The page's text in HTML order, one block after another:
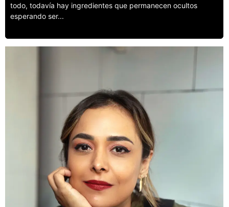
todo, todavía hay ingredientes que permanecen ocultos
esperando ser...